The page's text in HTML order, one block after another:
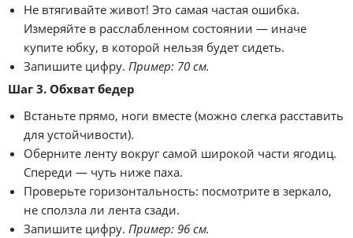
Не втягивайте живот! Это самая частая ошибка.
Измеряйте в расслабленном состоянии — иначе
купите юбку, в которой нельзя будет сидеть.
Запишите цифру. Пример: 70 см.
Шаг 3. Обхват бедер
Встаньте прямо, ноги вместе (можно слегка расставить
для устойчивости).
Оберните ленту вокруг самой широкой части ягодиц.
Спереди — чуть ниже паха.
Проверьте горизонтальность: посмотрите в зеркало,
не сползла ли лента сзади.
Запишите цифру. Пример: 96 см.